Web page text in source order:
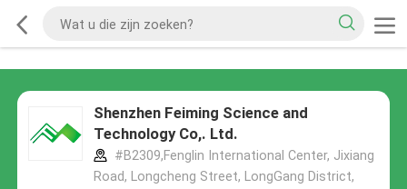
Shenzhen Feiming Science and
Technology Co,. Ltd.
#B2309,Fenglin International Center, Jixiang
Road, Longcheng Street, LongGang District,